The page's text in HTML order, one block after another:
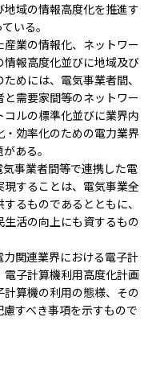
域の情報高度化を推進す
いる。
業の情報化、ネットワー
報高度化並びに地域及び
めには、電気事業者間、
需要家間等のネットワー
ルの標準化並びに業界内
効率化のための電力業界
ある。
事業者間等で連携した電
することは、電気事業全
るものであるとともに、
活の向上にも資するもの
関連業界における電子計
子計算機利用高度化計画
算機の利用の態様、その
すべき事項を示すもので